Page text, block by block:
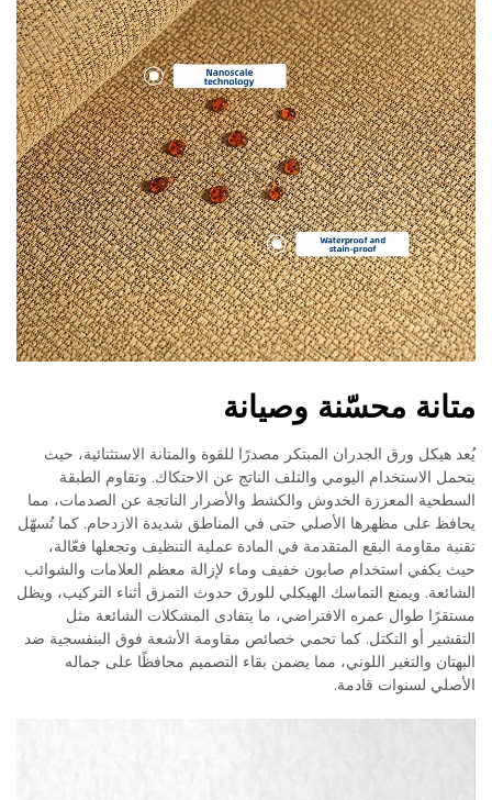
متانة محسّنة وصيانة
يُعد هيكل ورق الجدران المبتكر مصدرًا للقوة والمتانة الاستثنائية، حيث
يتحمل الاستخدام اليومي والتلف الناتج عن الاحتكاك. وتقاوم الطبقة
السطحية المعززة الخدوش والكشط والأضرار الناتجة عن الصدمات، مما
يحافظ على مظهرها الأصلي حتى في المناطق شديدة الازدحام. كما تُسهّل
تقنية مقاومة البقع المتقدمة في المادة عملية التنظيف وتجعلها فعّالة،
حيث يكفي استخدام صابون خفيف وماء لإزالة معظم العلامات والشوائب
الشائعة. ويمنع التماسك الهيكلي للورق حدوث التمزق أثناء التركيب، ويظل
مستقرًا طوال عمره الافتراضي، ما يتفادى المشكلات الشائعة مثل
التقشير أو التكتل. كما تحمي خصائص مقاومة الأشعة فوق البنفسجية ضد
البهتان والتغير اللوني، مما يضمن بقاء التصميم محافظًا على جماله
الأصلي لسنوات قادمة.